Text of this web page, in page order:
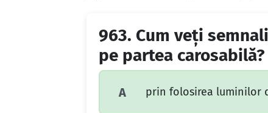
963. Cum veţi
pe partea carosabilă?
A prin folosirea luminilor